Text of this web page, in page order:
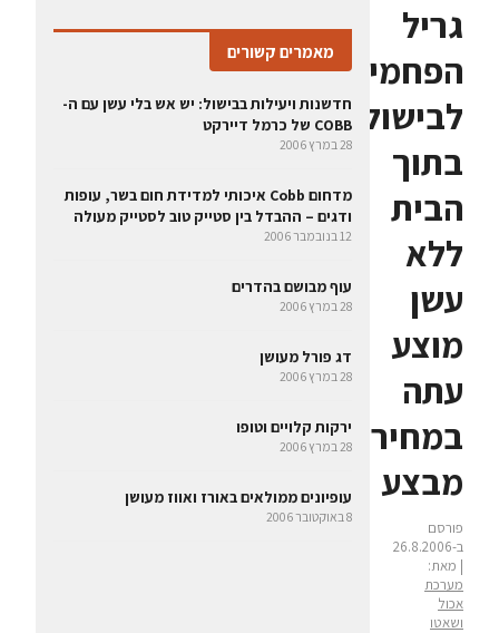
גריל
הפחמים
לבישול
בתוך
הבית
ללא
עשן
מוצע
עתה
במחיר
מבצע
פורסם
ב-26.8.2006
| מאת:
מערכת
אכול
ושאטו
מאמרים קשורים
חדשנות ויעילות בבישול: יש אש בלי עשן עם ה-
COBB של כרמל דיירקט
28 במרץ 2006
מדחום Cobb איכותי למדידת חום בשר, עופות
ודגים – ההבדל בין סטייק טוב לסטייק מעולה
12 בנובמבר 2006
עוף מבושם בהדרים
28 במרץ 2006
דג פורל מעושן
28 במרץ 2006
ירקות קלויים וטופו
28 במרץ 2006
עופיונים ממולאים באורז ואווז מעושן
8 באוקטובר 2006